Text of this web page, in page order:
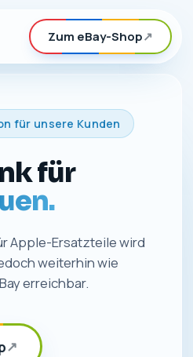
Zum eBay-Shop↗
für unsere Kunden
für
Apple-Ersatzteile wird
weiterhin wie
erreichbar.
↗